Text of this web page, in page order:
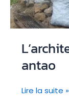
héritage
antao
L’architecture
Lire la suite »